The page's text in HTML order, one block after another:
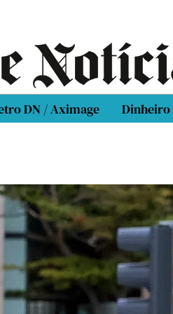
DN / Aximage Dinheiro